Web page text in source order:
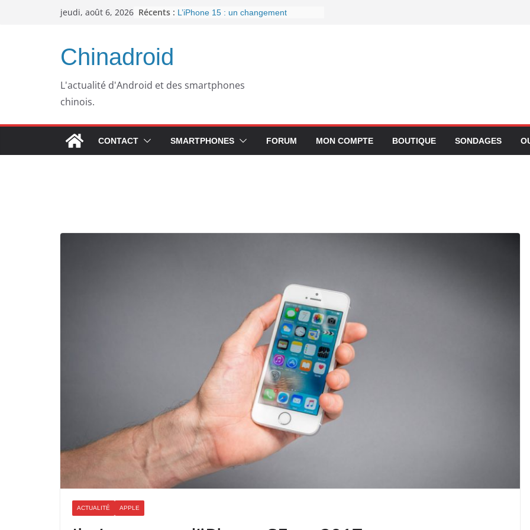
jeudi, août 6, 2026 Récents : L’iPhone 15 : un changement
septembre 2023
Chinadroid
L'actualité d'Android et des smartphones
chinois.
CONTACT SMARTPHONES FORUM MON COMPTE BOUTIQUE SONDAGES
ACTUALITÉ APPLE